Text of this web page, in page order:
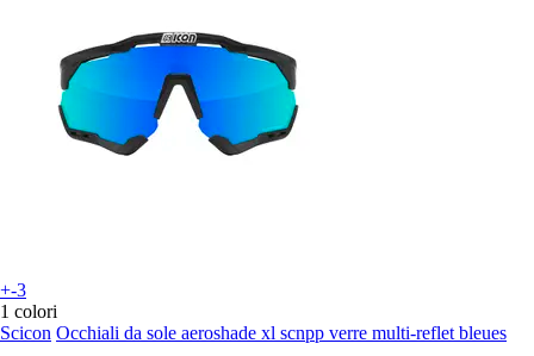
+-3
1 colori
Scicon Occhiali da sole aeroshade xl scnpp verre multi-reflet bleues